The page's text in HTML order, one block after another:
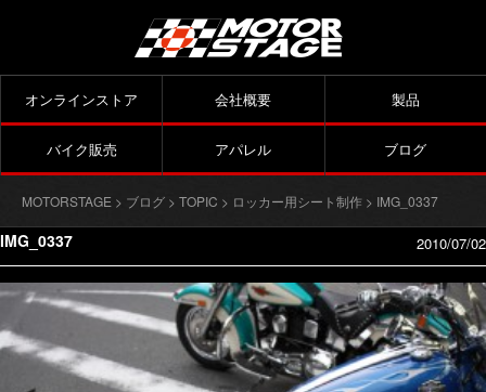
オンラインストア 会社概要 製品
バイク販売 アパレル ブログ
MOTORSTAGE > ブログ > TOPIC > ロッカー用シート制作 > IMG_0337
IMG_0337 2010/07/02